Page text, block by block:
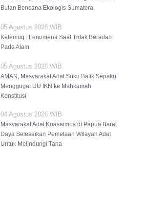
Bulan Bencana Ekologis Sumatera
05 Agustus 2026 WIB
Ketemuq : Fenomena Saat Tidak Beradab
Pada Alam
05 Agustus 2026 WIB
AMAN, Masyarakat Adat Suku Balik Sepaku
Menggugat UU IKN ke Mahkamah
Konstitusi
04 Agustus 2026 WIB
Masyarakat Adat Knasaimos di Papua Barat
Daya Selesaikan Pemetaan Wilayah Adat
Untuk Melindungi Tana